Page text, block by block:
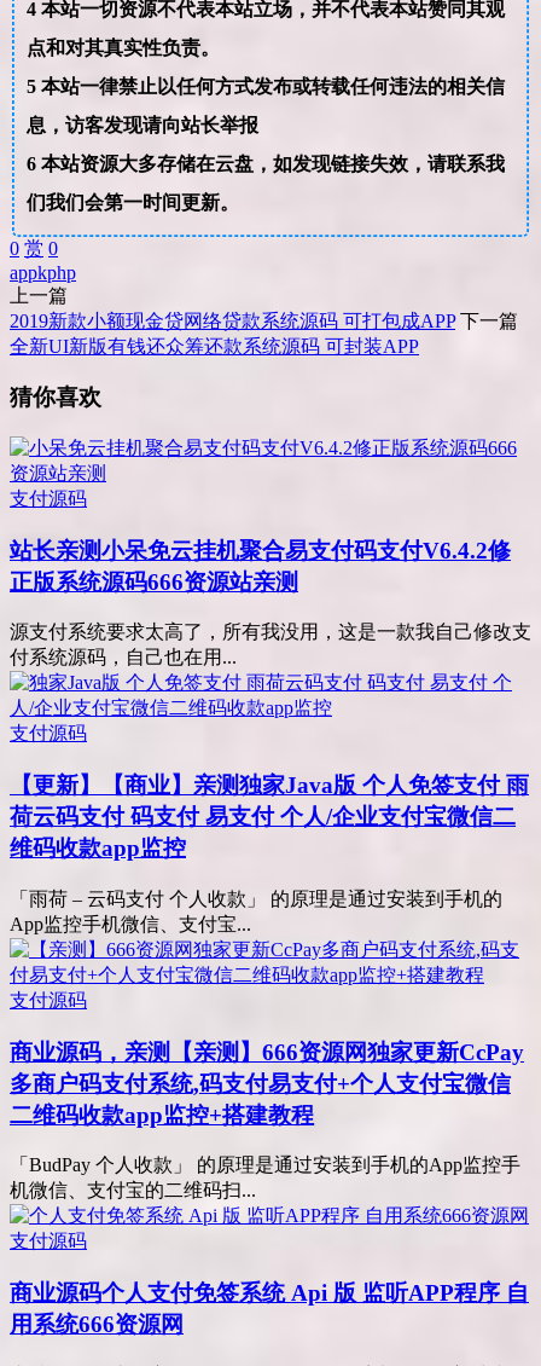
4本站一切资源不代表本站立场，并不代表本站赞同其观
点和对其真实性负责。
5本站一律禁止以任何方式发布或转载任何违法的相关信
息，访客发现请向站长举报
6本站资源大多存储在云盘，如发现链接失效，请联系我
们我们会第一时间更新。
0 赏 0
appkphp
上一篇
2019新款小额现金贷网络贷款系统源码 可打包成APP 下一篇
全新UI新版有钱还众筹还款系统源码 可封装APP
猜你喜欢
支付源码
站长亲测小呆免云挂机聚合易支付码支付V6.4.2修
正版系统源码666资源站亲测
源支付系统要求太高了，所有我没用，这是一款我自己修改支
付系统源码，自己也在用...
支付源码
【更新】【商业】亲测独家Java版 个人免签支付 雨
荷云码支付 码支付 易支付 个人/企业支付宝微信二
维码收款app监控
「雨荷 – 云码支付 个人收款」 的原理是通过安装到手机的
App监控手机微信、支付宝...
支付源码
商业源码，亲测
【亲测】666资源网独家更新CcPay
多商户码支付系统,码支付易支付+个人支付宝微信
二维码收款app监控+搭建教程
「BudPay 个人收款」 的原理是通过安装到手机的App监控手
机微信、支付宝的二维码扫...
支付源码
商业源码个人支付免签系统 Api 版 监听APP程序 自
用系统666资源网